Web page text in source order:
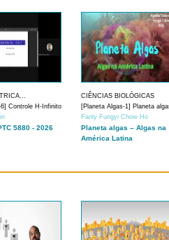
6] Controle H-Infinito
5880 - 2026
CIÊNCIAS BIOLÓGICAS
[Planeta Algas-1] Planeta
Fanly Fungyi Chow Ho
Planeta algas – Algas na
América Latina